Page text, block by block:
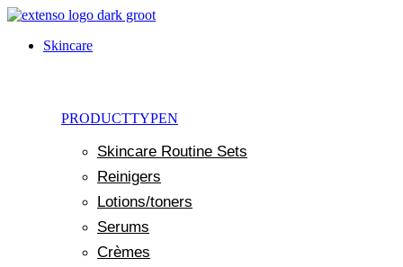
Ga
Skincare
PRODUCTTYPEN
Skincare Routine Sets
Reinigers
Lotions/toners
Serums
Crèmes